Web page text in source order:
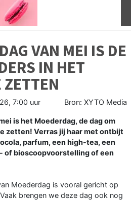
VAN MEI IS DE
IN HET
ZETTEN
7:00 uur Bron: XYTO Media
is het Moederdag, de dag om
zetten! Verras jij haar met ontbijt
parfum, een high-tea, een
of bioscoopvoorstelling of een
Moederdag is vooral gericht op
brengen we deze dag ook nog